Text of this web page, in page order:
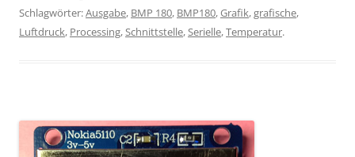
Schlagwörter:Ausgabe, BMP 180, BMP180,Grafik,grafische,
Luftdruck, Processing,Schnittstelle,Serielle,Temperatur.